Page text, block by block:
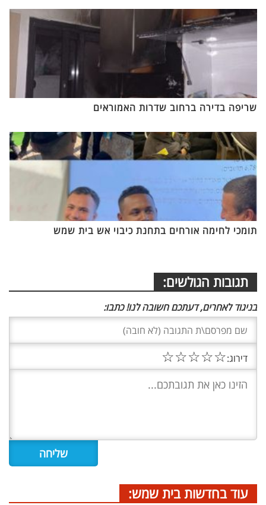
שריפה בדירה ברחוב שדרות האמוראים
תומכי לחימה אורחים בתחנת כיבוי אש בית שמש
תגובות הגולשים:
בניגוד לאחרים, דעתכם חשובה לנו! כתבו:
דירוג:☆
☆
☆
☆
☆
עוד בחדשות בית שמש: